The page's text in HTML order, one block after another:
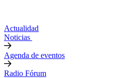
Actualidad
Noticias
Agenda de eventos
Radio Fórum